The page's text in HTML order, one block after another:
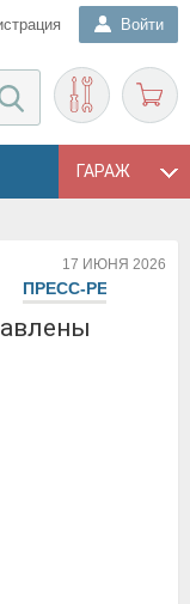
Войти
ГАРАЖ
17 ИЮНЯ 2026
ПРЕСС-РЕЛИЗЫ